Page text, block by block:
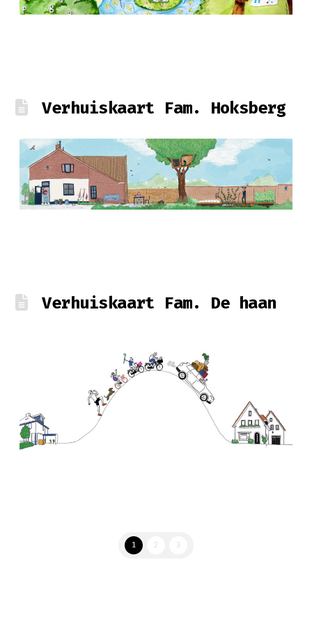
Verhuiskaart Fam. Hoksberg
Verhuiskaart Fam. De haan
1 2 3